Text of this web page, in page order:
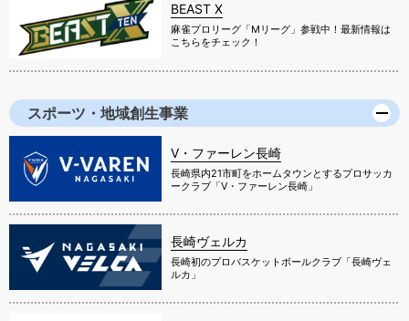
BEAST X
麻雀プロリーグ「Mリーグ」参戦中！最新情報は
こちらをチェック！
スポーツ・地域創生事業
V・ファーレン長崎
長崎県内21市町をホームタウンとするプロサッカ
ークラブ「V・ファーレン長崎」
長崎ヴェルカ
長崎初のプロバスケットボールクラブ「長崎ヴェ
ルカ」